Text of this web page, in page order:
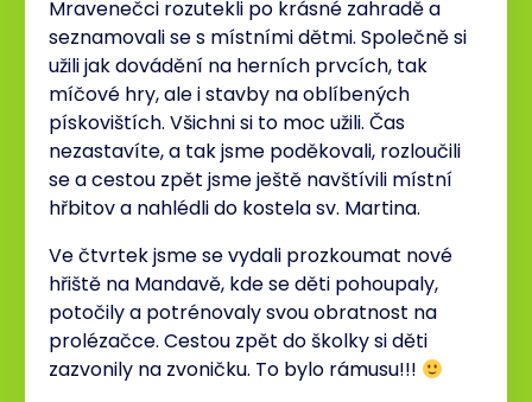
Mravenečci rozutekli po krásné zahradě a
seznamovali se s místními dětmi. Společně si
užili jak dovádění na herních prvcích, tak
míčové hry, ale i stavby na oblíbených
pískovištích. Všichni si to moc užili. Čas
nezastavíte, a tak jsme poděkovali, rozloučili
se a cestou zpět jsme ještě navštívili místní
hřbitov a nahlédli do kostela sv. Martina.
Ve čtvrtek jsme se vydali prozkoumat nové
hřiště na Mandavě, kde se děti pohoupaly,
potočily a potrénovaly svou obratnost na
prolézačce. Cestou zpět do školky si děti
zazvonily na zvoničku. To bylo rámusu!!!